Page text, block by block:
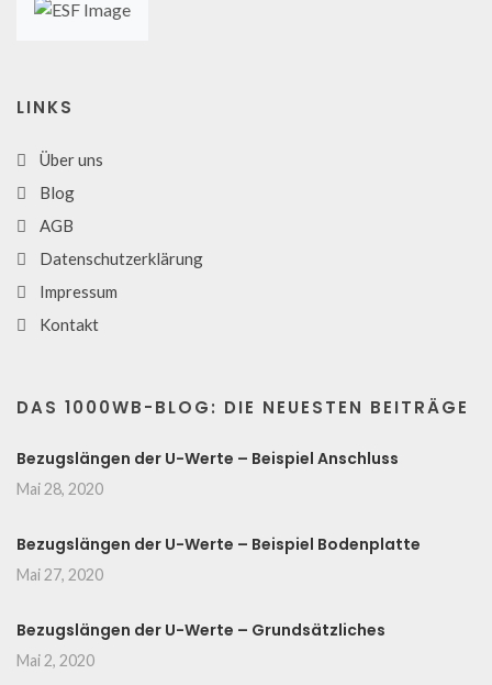
LINKS
Über uns
Blog
AGB
Datenschutzerklärung
Impressum
Kontakt
DAS 1000WB-BLOG: DIE NEUESTEN BEITRÄGE
Bezugslängen der U-Werte – Beispiel Anschluss
Mai 28, 2020
Bezugslängen der U-Werte – Beispiel Bodenplatte
Mai 27, 2020
Bezugslängen der U-Werte – Grundsätzliches
Mai 2, 2020